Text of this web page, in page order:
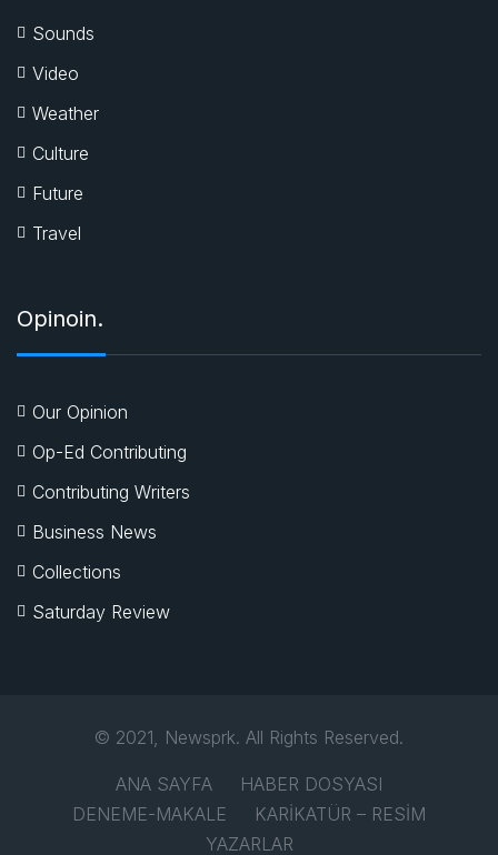
Sounds
Video
Weather
Culture
Future
Travel
Opinoin.
Our Opinion
Op-Ed Contributing
Contributing Writers
Business News
Collections
Saturday Review
© 2021, Newsprk. All Rights Reserved.
ANA SAYFA
HABER DOSYASI
DENEME-MAKALE
KARİKATÜR – RESİM
YAZARLAR